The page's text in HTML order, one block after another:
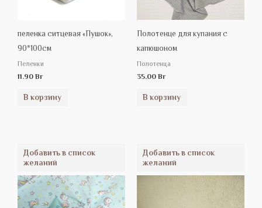
пеленка ситцевая «Пушок»,
90*100см
Пеленки
11.90 Br
В корзину
Полотенце для купания с
капюшоном
Полотенца
35.00 Br
В корзину
Добавить в список
желаний
Добавить в список
желаний